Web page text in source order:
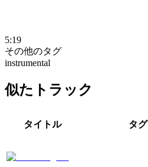
5:19
その他のタグ
instrumental
似たトラック
タイトル タグ